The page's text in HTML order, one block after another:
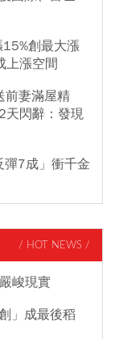
創最大漲
上漲空間
前妻滿屋精
天閃辭：發現
7成」衝千金
/ HOT NEWS /
峻現實
」成最後稻